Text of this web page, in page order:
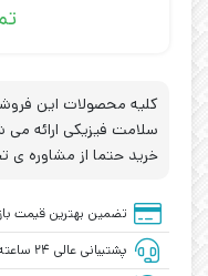
کلیه محصولات این
سلامت فیزیکی ارائه
خرید حتما از مشاوره
تضمین بهترین قیمت
پشتیبانی عالی ۲۴ ساعته، ۷ روز هفته